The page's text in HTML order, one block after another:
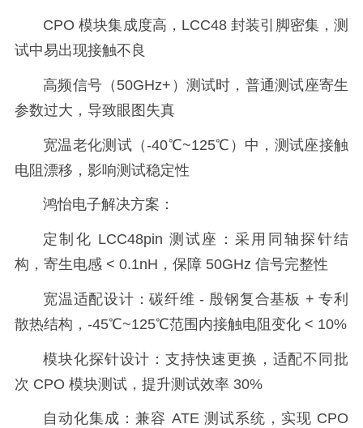
CPO 模块集成度高，LCC48 封装引脚密集，测
试中易出现接触不良
高频信号（50GHz+）测试时，普通测试座寄生
参数过大，导致眼图失真
宽温老化测试（-40℃~125℃）中，测试座接触
电阻漂移，影响测试稳定性
鸿怡电子解决方案：
定制化 LCC48pin 测试座：采用同轴探针结
构，寄生电感 < 0.1nH，保障 50GHz 信号完整性
宽温适配设计：碳纤维 - 殷钢复合基板 + 专利
散热结构，-45℃~125℃范围内接触电阻变化 < 10%
模块化探针设计：支持快速更换，适配不同批
次 CPO 模块测试，提升测试效率 30%
自动化集成：兼容 ATE 测试系统，实现 CPO